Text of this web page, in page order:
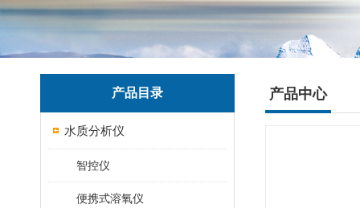
产品目录
水质分析仪
智控仪
便携式溶氧仪
产品中心